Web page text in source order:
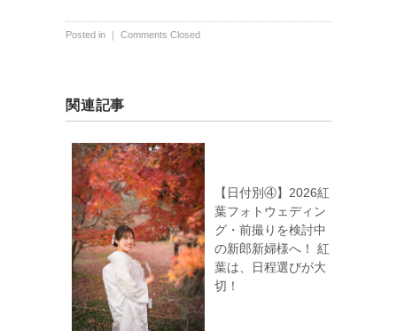
Posted in ｜ Comments Closed
関連記事
【日付別④】2026紅
葉フォトウェディン
グ・前撮りを検討中
の新郎新婦様へ！ 紅
葉は、日程選びが大
切！